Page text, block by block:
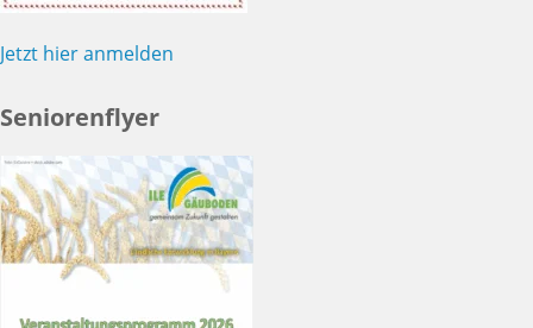
Jetzt hier anmelden
Seniorenflyer